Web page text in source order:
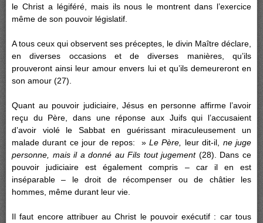
le Christ a légiféré, mais ils nous le montrent dans l’exercice
même de son pouvoir législatif.
A tous ceux qui observent ses préceptes, le divin Maître déclare,
en diverses occasions et de diverses manières, qu’ils
prouveront ainsi leur amour envers lui et qu’ils demeureront en
son amour (27).
Quant au pouvoir judiciaire, Jésus en personne affirme l’avoir
reçu du Père, dans une réponse aux Juifs qui l’accusaient
d’avoir violé le Sabbat en guérissant miraculeusement un
malade durant ce jour de repos: »Le Père, leur dit-il, ne juge
personne, mais il a donné au Fils tout jugement(28). Dans ce
pouvoir judiciaire est également compris – car il en est
inséparable – le droit de récompenser ou de châtier les
hommes, même durant leur vie.
Il faut encore attribuer au Christ le pouvoir exécutif : car tous